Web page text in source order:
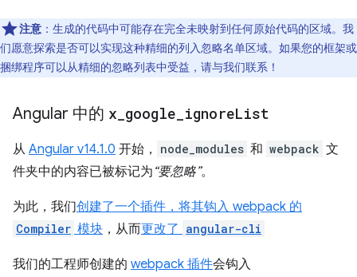
注意 ：生成的代码中可能存在完全未映射到任何原始代码的区域。我
们愿意探索是否可以实现这种精细的列入忽略名单区域。如果您的框架或
捆绑程序可以从精细的忽略列表中受益，请与我们联系！
Angular 中的 x google ignoreList
从 Angular v14.1.0 开始， node_modules 和 webpack 文
件夹中的内容已被标记为 “要忽略”。
为此，我们创建了一个插件，将其钩入 webpack 的
Compiler 模块 ，从而更改了 angular-cli
我们的工程师创建的 webpack 插件会钩入